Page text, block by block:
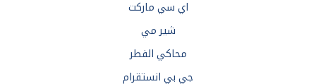
اي سي ماركت
شير مي
محاكي الفطر
جي بي انستقرام